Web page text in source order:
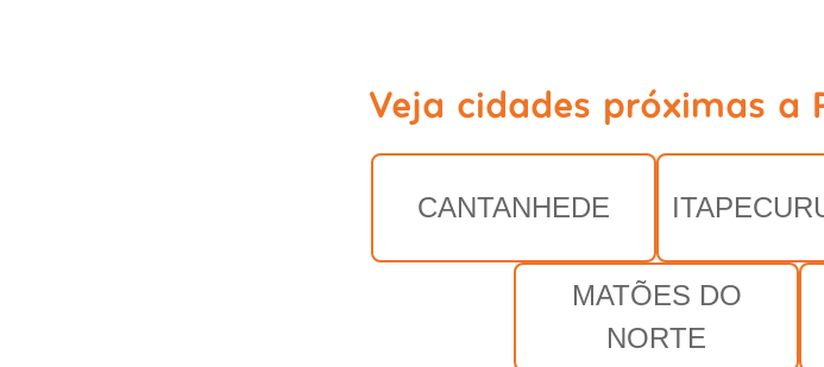
Veja cidades próximas a
CANTANHEDE
MATÕES DO
NORTE